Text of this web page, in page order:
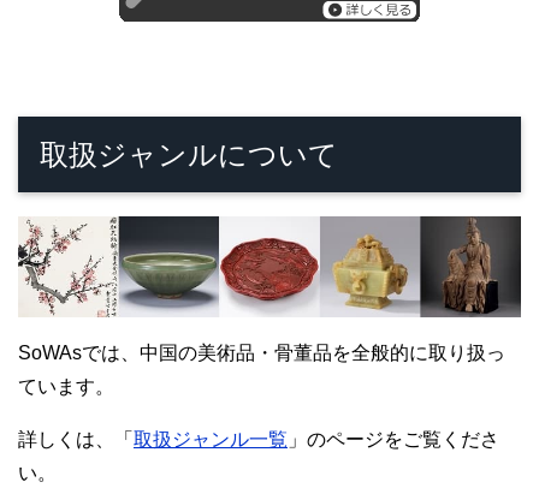
取扱ジャンルについて
SoWAsでは、中国の美術品・骨董品を全般的に取り扱っ
ています。
詳しくは、「 取扱ジャンル一覧 」のページをご覧くださ
い。